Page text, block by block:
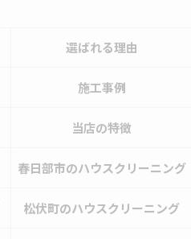
選ばれる理由
施工事例
当店の特徴
春日部市のハウスクリーニング
松伏町のハウスクリーニング